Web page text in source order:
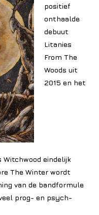
positief
onthaalde
debuut
Litanies
From The
Woods uit
2015 en het
Witchwood eindelijk
The Winter wordt
van de bandformule
prog- en psych-